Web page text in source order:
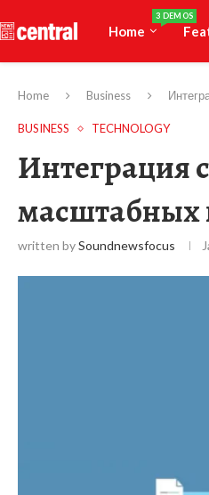
Home
3 DEMOS
Home Business
BUSINESS TECHNOLOGY
Интеграция
масштабных
written bySoundnewsfocus